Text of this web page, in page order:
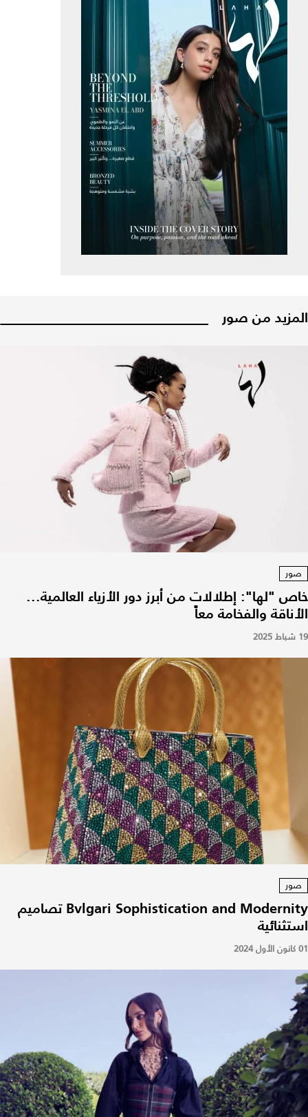
المزيد من صور
صور
خاص "لها": إطلالات من أبرز دور الأزياء العالمية...
الأناقة والفخامة معاً
19 شباط 2025
صور
Bvlgari Sophistication and Modernity تصاميم
استثنائية
01 كانون الأول 2024